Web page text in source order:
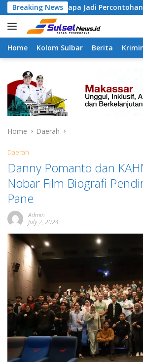
Skip
to
content
Breaking News
Jadi Percontohan Berbasis
Home Kolom Sulbar Berita
Home Daerah
Daerah
Danny Pomanto dan
Nobar Film Biografi
Pane
Admin
July 2, 2024